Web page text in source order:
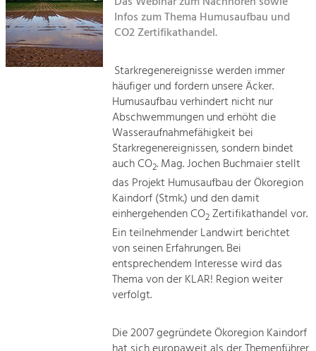
Kirchen am Fluss
Suche
Tourismus
Angebotsentwicklung und
Positionierung.
Kunst & Kultur
Handwerk, Wissenschaft und Forschung.
Soziales, Bildung &
Gleichberechtigung, Jugend und
Mobilität & Energie
Klimawandel, öffentlicher Verkehr und
erneuerbare Energie
Steigerung regionaler Wertschöpfung
Infos zum Thema Humusaufbau und
CO2 Zertifikathandel.
Starkregenereignisse werden immer
häufiger und fordern unsere Äcker.
Humusaufbau verhindert nicht nur
Abschwemmungen und erhöht die
Wasseraufnahmefähigkeit bei
Starkregenereignissen, sondern bindet
auch CO2. Mag. Jochen Buchmaier stellt
das Projekt Humusaufbau der Ökoregion
Kaindorf (Stmk.) und den damit
einhergehenden CO2Zertifikathandel vor.
Ein teilnehmender Landwirt berichtet
von seinen Erfahrungen. Bei
entsprechendem Interesse wird das
Thema von der KLAR! Region weiter
verfolgt.
Die 2007 gegründete Ökoregion Kaindorf